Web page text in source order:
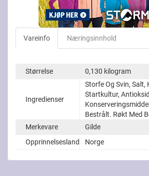
Vareinfo Næringsinnhold
Størrelse 0,130 kilogram
Ingredienser
Storfe Og Svin, Salt,
Startkultur,
Bestrålt. Røkt Med
Merkevare
Gilde
Opprinnelsesland
Norge